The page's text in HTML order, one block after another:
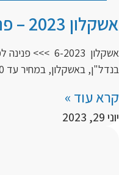
אשקלון 2023 – פנינה למשקיעים
אשקלון 6-2023
בנדל"ן, באשקלון, במחיר עד 1,200,000 ₪, עדיין כדאית ב 6-2023
קרא עוד »
יוני 29, 2023